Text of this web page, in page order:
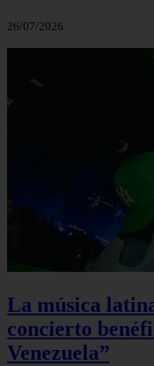
26/07/2026
La música
concierto
Venezuela”